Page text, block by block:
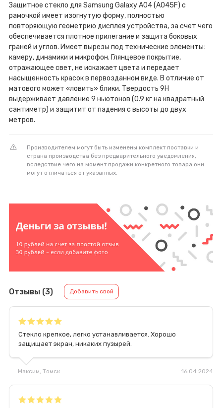
Защитное стекло для Samsung Galaxy A04 (A045F) с
рамочкой имеет изогнутую форму, полностью
повторяющую геометрию дисплея устройства, за счет чего
обеспечивается плотное прилегание и защита боковых
граней и углов. Имеет вырезы под технические элементы:
камеру, динамики и микрофон. Глянцевое покрытие,
отражающее свет, не искажает цвета и передает
насыщенность красок в первозданном виде. В отличие от
матового может «ловить» блики. Твердость 9H
выдерживает давление 9 ньютонов (0.9 кг на квадратный
сантиметр) и защитит от падения с высоты до двух
метров.
Производителем могут быть изменены комплект поставки и
страна производства без предварительного уведомления,
вследствие чего на момент продажи конкретного товара они
могут отличаться от указанных.
Отзывы (3) Добавить свой
Стекло крепкое, легко устанавливается. Хорошо
защищает экран, никаких пузырей.
Максим, Томск 16.04.2024